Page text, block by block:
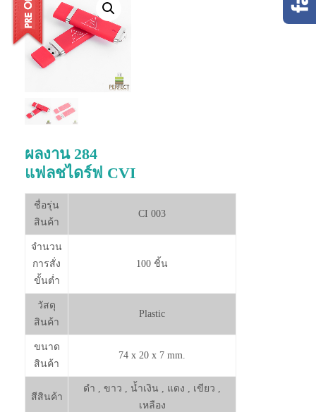
ผลงาน 284
แฟลชไดร์ฟ CVI
ชื่อรุ่น
สินค้า
CI 003
จำนวน
การสั่ง
ขั้นต่ำ
100 ชิ้น
วัสดุ
สินค้า
Plastic
ขนาด
สินค้า
74 x 20 x 7 mm.
สีสินค้า
ดำ , ขาว , น้ำเงิน , แดง , เขียว ,
เหลือง